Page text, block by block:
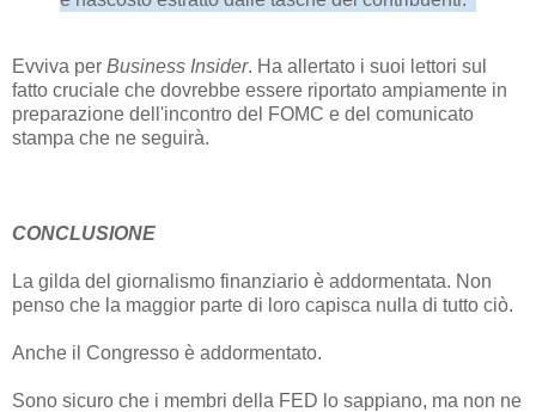
Evviva per Business Insider. Ha allertato i suoi lettori sul
fatto cruciale che dovrebbe essere riportato ampiamente in
preparazione dell'incontro del FOMC e del comunicato
stampa che ne seguirà.
CONCLUSIONE
La gilda del giornalismo finanziario è addormentata. Non
penso che la maggior parte di loro capisca nulla di tutto ciò.
Anche il Congresso è addormentato.
Sono sicuro che i membri della FED lo sappiano, ma non ne